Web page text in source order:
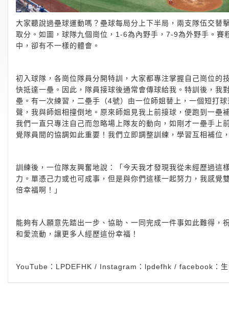
大家聽說過壘球運動嗎？壘球每局分上下半局，兩支隊伍交
取分。如圖，球隊九個崗位，1-6為內野手，7-9為外野手。
中，卻有不一樣的體會。
初入球隊，各崗位隊員分開特訓，大家都專注掌握自己崗位
快抵達一壘。因此，隊員接球後通常會傳球給我。特訓後，
壘。有一次練習，二壘手（4號）由一位師姐替上，一個短打
聲，我與師姐相撞倒地。原來師姐見我上前接球，便跑到一
我們一直只專注自己而忽略場上隊友的動向，如剛才一壘手
覺隊員間的協調如此重要！我們立即調整訓練，學習互相
訓練後，一位隊友興奮地說：「今天我才發現我從未經歷過
力。單憑己力或也可成事，但是與你們這樣一起努力，我感
倍幸福啊！」
能夠有人願意先踏出一步、協助、一同完成一件事如此難得
和愛流動，讓更多人經歷這份幸福！
YouTube：LPDEFHK / Instagram：lpdefhk / facebook：生